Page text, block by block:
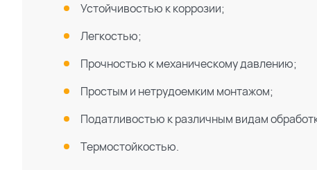
Устойчивостью к коррозии;
Легкостью;
Прочностью к механическому давлению;
Простым и нетрудоемким монтажом;
Податливостью к различным видам
Термостойкостью.